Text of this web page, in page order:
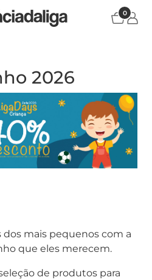
0
2026
mais pequenos com a
que eles merecem.
de produtos para